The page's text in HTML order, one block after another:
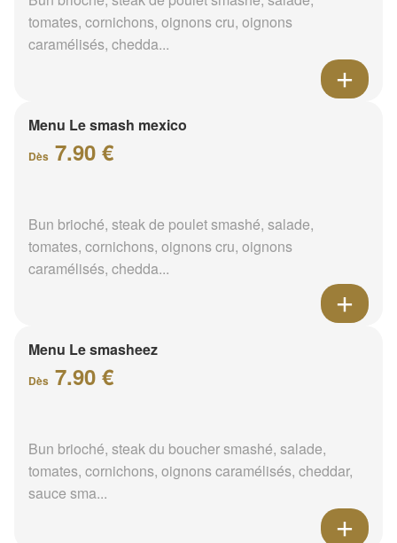
tomates, cornichons, oignons cru, oignons
caramélisés, chedda...
Menu Le smash mexico
Dès 7.90 €
Bun brioché, steak de poulet smashé, salade,
tomates, cornichons, oignons cru, oignons
caramélisés, chedda...
Menu Le smasheez
Dès 7.90 €
Bun brioché, steak du boucher smashé, salade,
tomates, cornichons, oignons caramélisés, cheddar,
sauce sma...